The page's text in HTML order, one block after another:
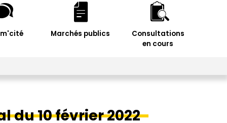
Marchés publics
Consultations
en cours
du 10 février 2022